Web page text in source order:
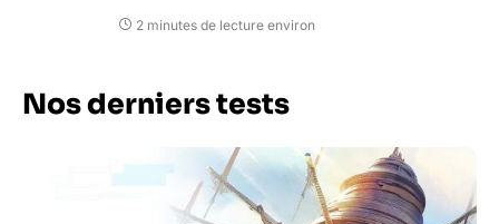
2 minutes de lecture environ
Nos derniers tests